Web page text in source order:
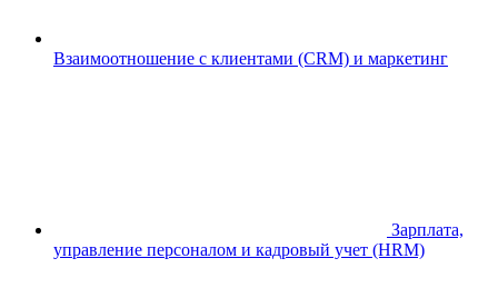
Взаимоотношение с клиентами (CRM) и маркетинг
Зарплата,
управление персоналом и кадровый учет (HRM)